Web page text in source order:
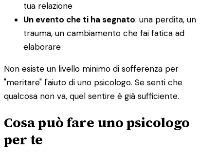
tua relazione
Un evento che ti ha segnato: una perdita, un
trauma, un cambiamento che fai fatica ad
elaborare
Non esiste un livello minimo di sofferenza per
"meritare" l'aiuto di uno psicologo. Se senti che
qualcosa non va, quel sentire è già sufficiente.
Cosa può fare uno psicologo
per te